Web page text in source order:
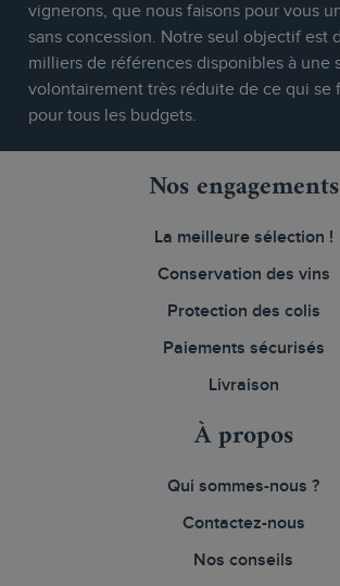
vignerons, que nous faisons pour vous
sans concession. Notre seul objectif est
milliers de références disponibles à une
volontairement très réduite de ce qui se
pour tous les budgets.
Nos engagements
La meilleure sélection !
Conservation des vins
Protection des colis
Paiements sécurisés
Livraison
À propos
Qui sommes-nous ?
Contactez-nous
Nos conseils